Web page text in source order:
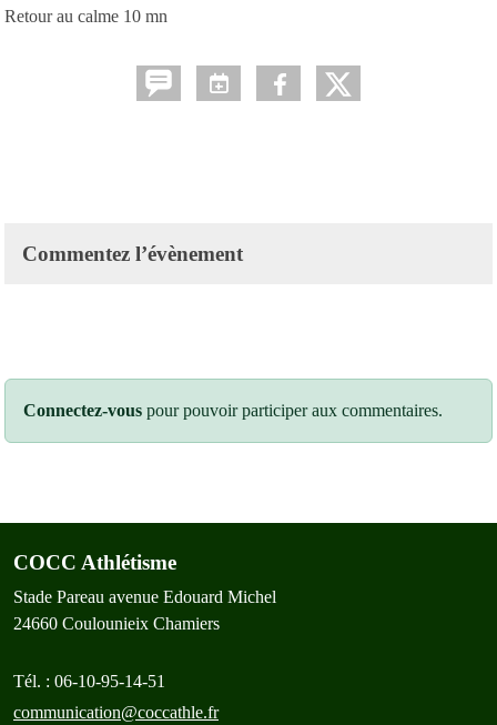
Retour au calme 10 mn
Commentez l’évènement
Connectez-vous pour pouvoir participer aux commentaires.
COCC Athlétisme
Stade Pareau avenue Edouard Michel
24660 Coulounieix Chamiers
Tél. : 06-10-95-14-51
communication@coccathle.fr